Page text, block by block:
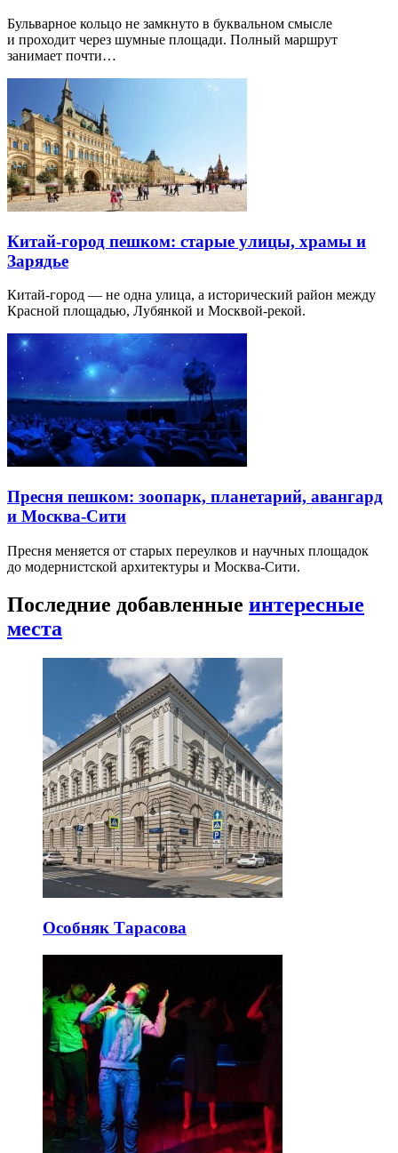
Бульварное кольцо не замкнуто в буквальном смысле
и проходит через шумные площади. Полный маршрут
занимает почти…
Китай-город пешком: старые улицы, храмы и
Зарядье
Китай-город — не одна улица, а исторический район между
Красной площадью, Лубянкой и Москвой-рекой.
Пресня пешком: зоопарк, планетарий, авангард
и Москва-Сити
Пресня меняется от старых переулков и научных площадок
до модернистской архитектуры и Москва-Сити.
Последние добавленные интересные
места
Особняк Тарасова